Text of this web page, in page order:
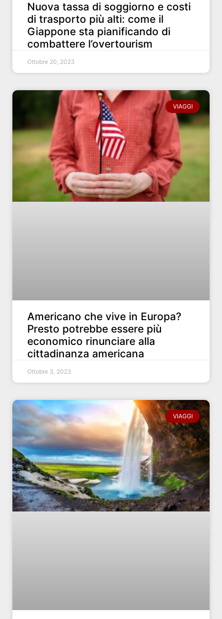
Nuova tassa di soggiorno e costi
di trasporto più alti: come il
Giappone sta pianificando di
combattere l’overtourism
Ottobre 20, 2023
VIAGGI
Americano che vive in Europa?
Presto potrebbe essere più
economico rinunciare alla
cittadinanza americana
Ottobre 3, 2023
VIAGGI